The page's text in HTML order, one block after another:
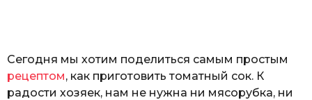
Сегодня мы хотим поделиться самым простым
рецептом, как приготовить томатный сок. К
радости хозяек, нам не нужна ни мясорубка, ни